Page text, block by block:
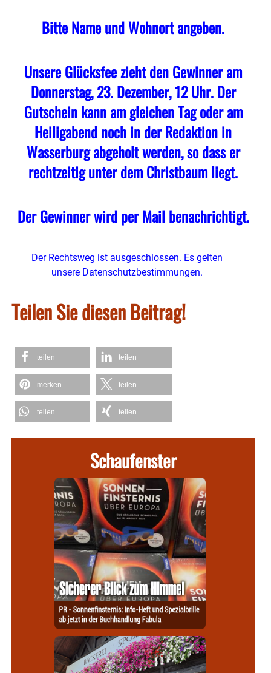
Bitte Name und Wohnort angeben.
Unsere Glücksfee zieht den Gewinner am
Donnerstag, 23. Dezember, 12 Uhr. Der
Gutschein kann am gleichen Tag oder am
Heiligabend noch in der Redaktion in
Wasserburg abgeholt werden, so dass er
rechtzeitig unter dem Christbaum liegt.
Der Gewinner wird per Mail benachrichtigt.
Der Rechtsweg ist ausgeschlossen. Es gelten
unsere Datenschutzbestimmungen.
Teilen Sie diesen Beitrag!
teilen teilen
merken teilen
teilen teilen
Schaufenster